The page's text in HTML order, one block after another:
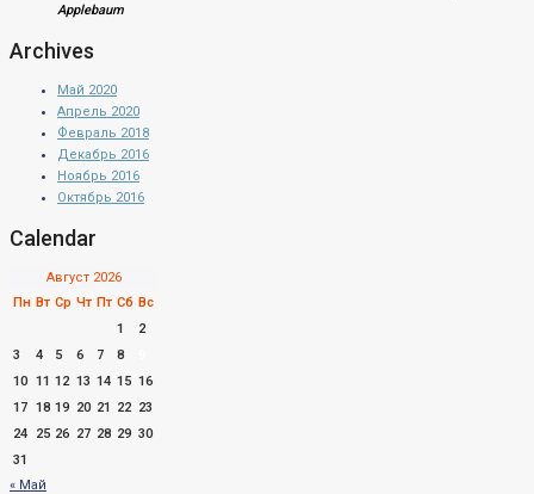
Applebaum
Archives
Май 2020
Апрель 2020
Февраль 2018
Декабрь 2016
Ноябрь 2016
Октябрь 2016
Calendar
Август 2026
Пн Вт Ср Чт Пт Сб Вс
1
2
3
4 5 6 7 8
10 11 12 13 14 15 16
17 18 19 20 21 22 23
24
25 26 27 28 29 30
31
« Май